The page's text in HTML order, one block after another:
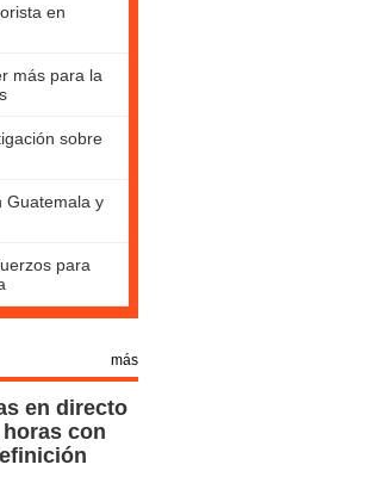
en
más para la
sobre
Guatemala y
para
más
en directo
horas con